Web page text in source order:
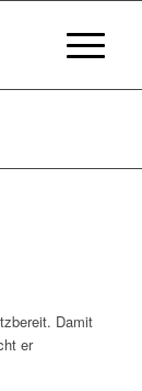
Damit
er